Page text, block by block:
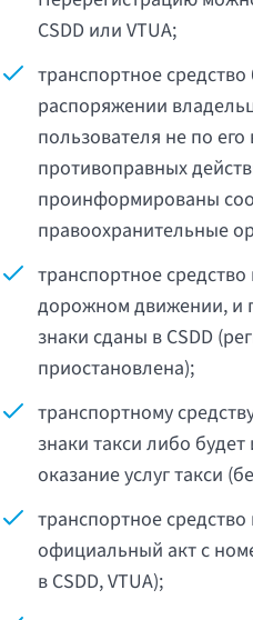
CSDD или VTUA;
транспортное
распоряжении
пользователя не по его
противоправных
проинформированы
правоохранительные
транспортное средство
дорожном движении, и
знаки сданы в CSDD
приостановлена);
транспортному
знаки такси либо
оказание услуг такси
транспортное
официальный акт с
в CSDD, VTUA);